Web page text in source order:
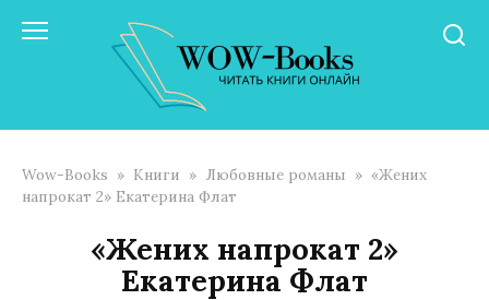
Wow-Books » Книги » Любовные романы » «Жених
напрокат 2» Екатерина Флат
«Жених напрокат 2»
Екатерина Флат